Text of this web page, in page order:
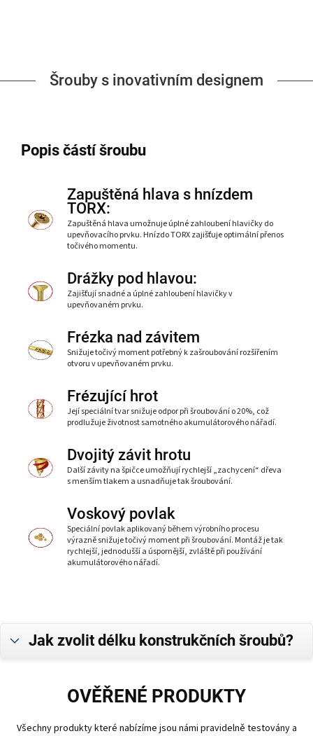
Šrouby s inovativním designem
Popis částí šroubu
Zapuštěná hlava s hnízdem
TORX:
Zapuštěná hlava umožnuje úplné zahloubení hlavičky do
upevňovacího prvku. Hnízdo TORX zajišťuje optimální přenos
točivého momentu.
Drážky pod hlavou:
Zajišťují snadné a úplné zahloubení hlavičky v
upevňovaném prvku.
Frézka nad závitem
Snižuje točivý moment potřebný k zašroubování rozšířením
otvoru v upevňovaném prvku.
Frézující hrot
Její speciální tvar snižuje odpor při šroubování o 20%, což
prodlužuje životnost samotného akumulátorového nářadí.
Dvojitý závit hrotu
Další závity na špičce umožňují rychlejší „zachycení“ dřeva
s menším tlakem a usnadňuje tak šroubování.
Voskový povlak
Speciální povlak aplikovaný během výrobního procesu
výrazně snižuje točivý moment při šroubování. Montáž je tak
rychlejší, jednodušší a úspornější, zvláště při používání
akumulátorového nářadí.
Jak zvolit délku konstrukčních šroubů?
OVĚŘENÉ PRODUKTY
Všechny produkty které nabízíme jsou námi pravidelně testovány a